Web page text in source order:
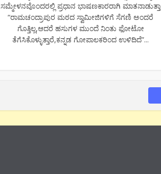
ಸಮ್ಮೇಳನವೊಂದರಲ್ಲಿ ಪ್ರಧಾನ ಭಾಷಣಕಾರರಾಗಿ ಮಾತನಾಡುತ್ತಾ
“ರಾಮಚಂದ್ರಾಪುರ ಮಠದ ಸ್ವಾಮೀಜಿಗಳಿಗೆ ಸೆಗಣಿ ಅಂದರೆ
ಗೊತ್ತಿಲ್ಲ,ಆದರೆ ಹಸುಗಳ ಮುಂದೆ ನಿಂತು ಫೋಟೋ
ತೆಗೆಸಿಕೊಳ್ಳುತ್ತಾರೆ,ಕನ್ನಡ ಗೋಪಾಲಕರಿಂದ ಉಳಿದಿದೆ”...